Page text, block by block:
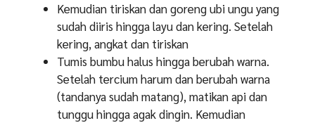
Kemudian tiriskan dan goreng ubi ungu yang
sudah diiris hingga layu dan kering. Setelah
kering, angkat dan tiriskan
Tumis bumbu halus hingga berubah warna.
Setelah tercium harum dan berubah warna
(tandanya sudah matang), matikan api dan
tunggu hingga agak dingin. Kemudian